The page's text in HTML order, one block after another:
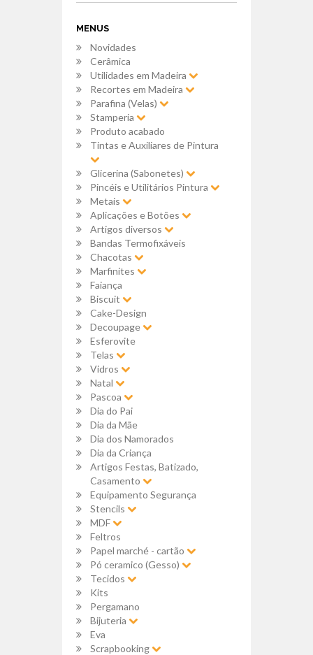
MENUS
Novidades
Cerâmica
Utilidades em Madeira
Recortes em Madeira
Parafina (Velas)
Stamperia
Produto acabado
Tintas e Auxiliares de Pintura
Glicerina (Sabonetes)
Pincéis e Utilitários Pintura
Metais
Aplicações e Botões
Artigos diversos
Bandas Termofixáveis
Chacotas
Marfinites
Faiança
Biscuit
Cake-Design
Decoupage
Esferovite
Telas
Vidros
Natal
Pascoa
Dia do Pai
Dia da Mãe
Dia dos Namorados
Dia da Criança
Artigos Festas, Batizado,
Casamento
Equipamento Segurança
Stencils
MDF
Feltros
Papel marché - cartão
Pó ceramico (Gesso)
Tecidos
Kits
Pergamano
Bijuteria
Eva
Scrapbooking